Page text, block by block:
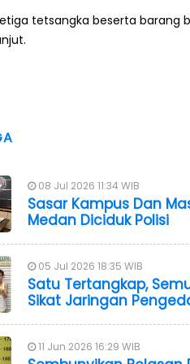
tetsangka beserta barang
08 Jul 2026 11:34 WIB
Sasar Kampus Dan
Medan Diciduk Polisi
05 Jul 2026 18:35 WIB
Satu Tertangkap,
Sikat Jaringan
11 Jun 2026 16:29 WIB